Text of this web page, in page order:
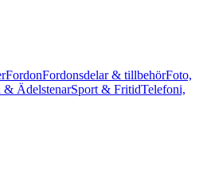
FordonFordonsdelar & tillbehörFoto,
& ÄdelstenarSport & FritidTelefoni,